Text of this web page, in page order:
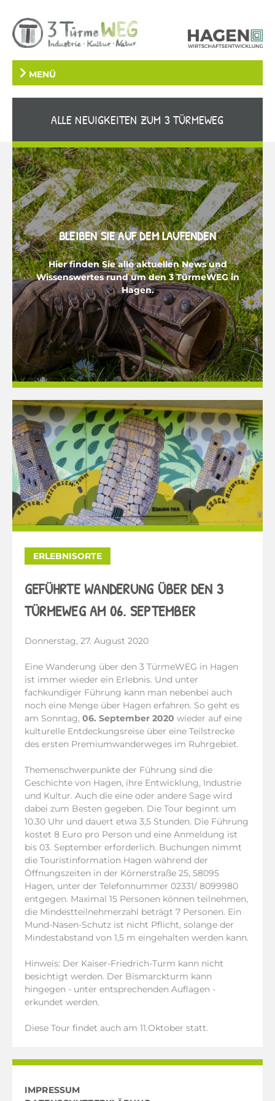
MENÜ
ALLE NEUIGKEITEN ZUM 3 TÜRMEWEG
BLEIBEN SIE AUF DEM LAUFENDEN
Hier finden Sie alle aktuellen News und
Wissenswertes rund um den 3 TürmeWEG in
Hagen.
ERLEBNISORTE
GEFÜHRTE WANDERUNG ÜBER DEN 3
TÜRMEWEG AM 06. SEPTEMBER
Donnerstag, 27. August 2020
Eine Wanderung über den 3 TürmeWEG in Hagen
ist immer wieder ein Erlebnis. Und unter
fachkundiger Führung kann man nebenbei auch
noch eine Menge über Hagen erfahren. So geht es
am Sonntag, 06. September 2020 wieder auf eine
kulturelle Entdeckungsreise über eine Teilstrecke
des ersten Premiumwanderweges im Ruhrgebiet.
Themenschwerpunkte der Führung sind die
Geschichte von Hagen, ihre Entwicklung, Industrie
und Kultur. Auch die eine oder andere Sage wird
dabei zum Besten gegeben. Die Tour beginnt um
10.30 Uhr und dauert etwa 3,5 Stunden. Die Führung
kostet 8 Euro pro Person und eine Anmeldung ist
bis 03. September erforderlich. Buchungen nimmt
die Touristinformation Hagen während der
Öffnungszeiten in der Körnerstraße 25, 58095
Hagen, unter der Telefonnummer 02331/ 8099980
entgegen. Maximal 15 Personen können teilnehmen,
die Mindestteilnehmerzahl beträgt 7 Personen. Ein
Mund-Nasen-Schutz ist nicht Pflicht, solange der
Mindestabstand von 1,5 m eingehalten werden kann.
Hinweis: Der Kaiser-Friedrich-Turm kann nicht
besichtigt werden. Der Bismarckturm kann
hingegen - unter entsprechenden Auflagen -
erkundet werden.
Diese Tour findet auch am 11.Oktober statt.
IMPRESSUM